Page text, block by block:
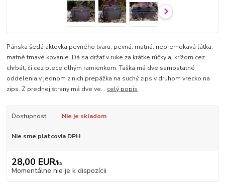
Pánska šedá aktovka pevného tvaru, pevná, matná, nepremokavá látka,
matné tmavé kovanie. Dá sa držať v ruke za krátke rúčky aj krížom cez
chrbát, či cez plece dlhým ramienkom. Taška má dve samostatné
oddelenia v jednom z nich prepážka na suchý zips v druhom vrecko na
zips. Z prednej strany má dve ve... celý popis
Dostupnosť Nie je skladom
Nie sme platcovia DPH
28,00 EUR/ks
Momentálne nie je k dispozícii